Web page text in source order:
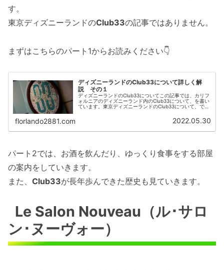
す。
東京ディズニーランドのClub33の記事ではありません。
まずはこちらのパート1からお読みください👇
ディズニーランドのClub33について詳しく解
説 その１
ディズニーランドのClub33についてこの記事では、カリフ
ォルニアのディズニーランド内のClub33について、を書い
ています。東京ディズニーランドのClub33について、では
florlando2881.com 2022.05.30
パート2では、お酒を飲んだり、ゆっくり食事をする部屋
の案内をしていきます。
また、 Club33が長年歩んできた歴史も見ていきます。
Le Salon Nouveau（ル･サロ
ン･ヌーヴォー）